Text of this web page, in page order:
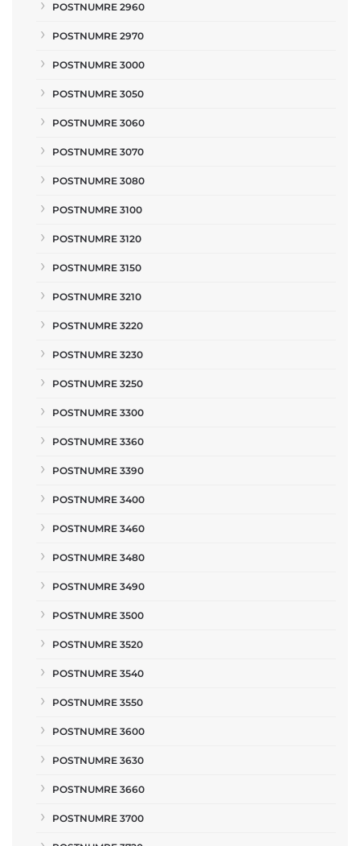
POSTNUMRE 2960
POSTNUMRE 2970
POSTNUMRE 3000
POSTNUMRE 3050
POSTNUMRE 3060
POSTNUMRE 3070
POSTNUMRE 3080
POSTNUMRE 3100
POSTNUMRE 3120
POSTNUMRE 3150
POSTNUMRE 3210
POSTNUMRE 3220
POSTNUMRE 3230
POSTNUMRE 3250
POSTNUMRE 3300
POSTNUMRE 3360
POSTNUMRE 3390
POSTNUMRE 3400
POSTNUMRE 3460
POSTNUMRE 3480
POSTNUMRE 3490
POSTNUMRE 3500
POSTNUMRE 3520
POSTNUMRE 3540
POSTNUMRE 3550
POSTNUMRE 3600
POSTNUMRE 3630
POSTNUMRE 3660
POSTNUMRE 3700